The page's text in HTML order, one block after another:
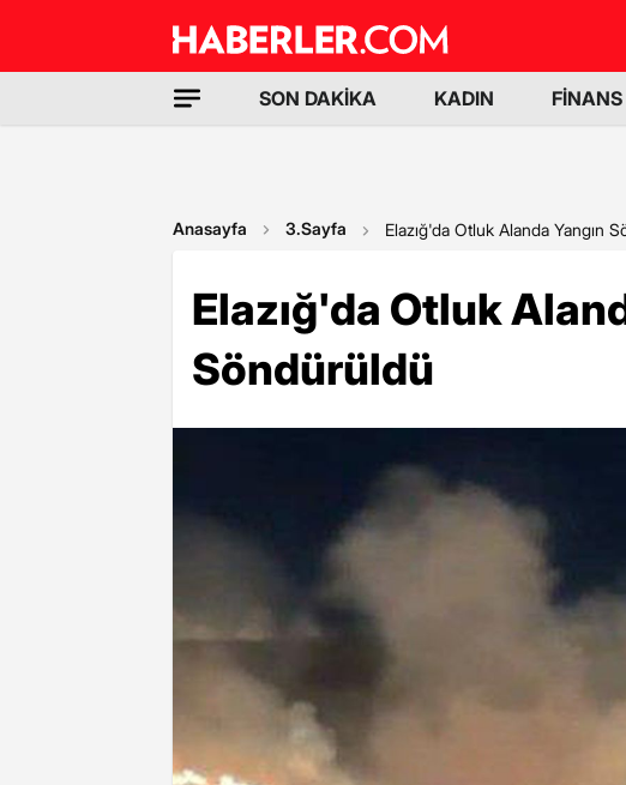
SON DAKİKA KADIN FİNANS
Anasayfa 3.Sayfa Elazığ'da Otluk Alanda Yangın
Elazığ'da Otluk
Söndürüldü